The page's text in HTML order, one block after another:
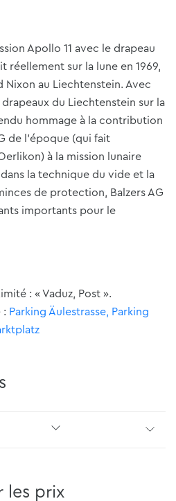
Apollo 11 avec le drapeau
réellement sur la lune en 1969,
Nixon au Liechtenstein. Avec
du Liechtenstein sur la
hommage à la contribution
de l'époque (qui fait
à la mission lunaire
la technique du vide et la
de protection, Balzers AG
importants pour le
: « Vaduz, Post ».
: Parking Äulestrasse, Parking
les prix